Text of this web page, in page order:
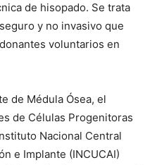
de hisopado. Se trata
y no invasivo que
voluntarios en
de Médula Ósea, el
de Células Progenitoras
Nacional Central
e Implante (INCUCAI)